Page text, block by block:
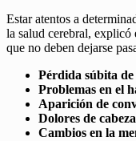
Estar atentos a
la salud cerebral,
que no deben dejarse
Pérdida súbita de
Problemas en el
Aparición de
Dolores de cabeza
Cambios en la